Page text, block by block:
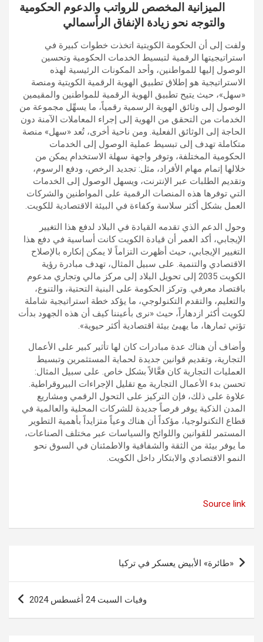
الميزانية المخصص للرواتب والدعوم الحكومية
والتوجه نحو زيادة الإنفاق الرأسمالي
ولفت إلى أن الحكومة الكويتية اتخذت خطوات كبيرة في
استراتيجيتها الرقمية لتبسيط الخدمات الحكومية وتحسين
الوصول إليها للمواطنين، وأحد المكونات الرئيسية لهذه
الاستراتيجية هو إطلاق تطبيق الهوية الرقمية الكويتية ومنصة
«سهل»، حيث يتيح تطبيق الهوية الرقمية للمواطنين والمقيمين
الوصول إلى وثائق الهوية الرسمية رقمياً، ما يسهِّل مجموعة من
الخدمات من التحقق من الهوية إلى إجراء المعاملات الآمنة دون
الحاجة إلى الوثائق الفعلية. ومن ناحية أخرى، تُعد «سهل» منصة
متكاملة تهدف إلى تبسيط عملية الوصول إلى الخدمات
الحكومية المختلفة، وتوفر واجهة سهلة الاستخدام يمكن من
خلالها إتمام مهام الأفراد، مثل: تجديد الرخص، ودفع الرسوم،
وتقديم الطلبات عبر الإنترنت، ويسهل الوصول إلى الخدمات
التي توفرها هذه المنصات الرقمية على المواطنين والشركات
العمل بشكل أكثر سلاسة وكفاءة في البيئة الاقتصادية للكويت.
وحول الدعم الذي تقدمه القيادة في البلاد لدفع هذا التغيير
الإيجابي، أكد العمر أن قيادة الكويت كانت أساسية في دفع هذا
التغيير الإيجابي، حيث أظهرت التزاماً لا يمكن إنكاره بالإصلاح
الاقتصادي والتنمية. على سبيل المثال، تهدف مبادرة رؤية
الكويت 2035 إلى تحويل البلاد إلى مركز مالي وتجاري مدعوم
باقتصاد معرفي. وتركز الحكومة على البنية التحتية، والتنوع،
والتعليم، والتقدم التكنولوجي، ما يؤكد خطة استراتيجية شاملة
لكويت أكثر ازدهاراً، حيث «نرى بأعيننا كيف أن هذه الجهود بدأت
تؤتي ثمارها، ما يهيئ بيئة اقتصادية أكثر حيوية».
وأضاف أن هناك عدة مبادرات كان لها تأثير كبير على الأعمال
التجارية، وتقديم قوانين جديدة لحماية المستثمرين وتبسيط
العمليات التجارية كان فعَّالاً بشكل خاص. على سبيل المثال:
تحسن بدء الأعمال التجارية مع تقليل الإجراءات البيروقراطية.
علاوة على ذلك، فإن التركيز على التحول الرقمي ومشاريع
المدن الذكية يوفر فرصاً جديدة للشركات المحلية والعالمية في
قطاع التكنولوجيا، مؤكداً أن هناك وعياً متزايداً بأهمية التطوير
المستمر للقوانين واللوائح والسياسات عبر مختلف الصناعات،
ما يوفر بيئة من الثقة والشفافية والاطمئنان في السوق نحو
النمو الاقتصادي والابتكار داخل الكويت.
Source link
تصفّح
المقالات
«طائرة» الأبيض يعسكر في تركيا
وفيات السبت 24 أغسطس 2024